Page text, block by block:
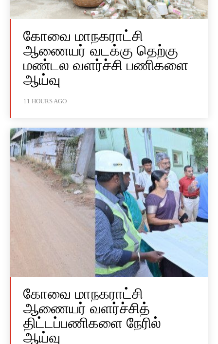
கோவை மாநகராட்சி
ஆணையர் வடக்கு தெற்கு
மண்டல வளர்ச்சி பணிகளை
ஆய்வு
11 HOURS AGO
கோவை மாநகராட்சி
ஆணையர் வளர்ச்சித்
திட்டப்பணிகளை நேரில்
ஆய்வு